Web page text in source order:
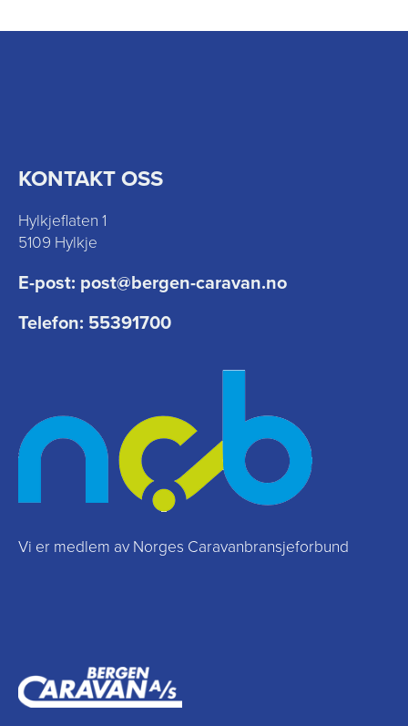
KONTAKT OSS
Hylkjeflaten 1
5109 Hylkje
E-post: post@bergen-caravan.no
Telefon: 55391700
Vi er medlem av Norges Caravanbransjeforbund